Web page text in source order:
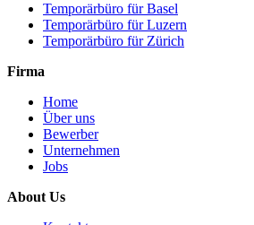
Temporärbüro für Basel
Temporärbüro für Luzern
Temporärbüro für Zürich
Firma
Home
Über uns
Bewerber
Unternehmen
Jobs
About Us